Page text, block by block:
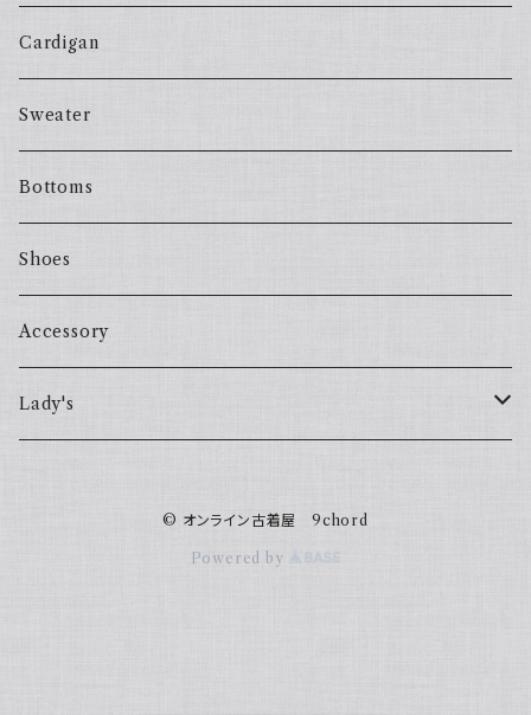
Cardigan
Sweater
Bottoms
Shoes
Accessory
Lady's
© オンライン古着屋 9chord
Powered by